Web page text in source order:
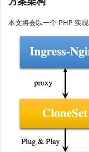
本文将会以一个 PHP 实